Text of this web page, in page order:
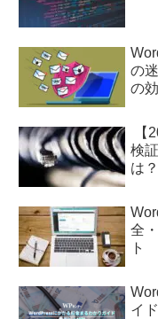
の
の
【
検
は？
全
ト
イ